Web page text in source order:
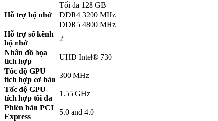
Hỗ trợ bộ nhớ
Tối đa 128 GB
DDR4 3200 MHz
DDR5 4800 MHz
Hỗ trợ số kênh
bộ nhớ
2
Nhân đồ họa
tích hợp
UHD Intel® 730
Tốc độ GPU
tích hợp cơ bản
300 MHz
Tốc độ GPU
tích hợp tối đa
1.55 GHz
Phiên bản PCI
Express
5.0 and 4.0